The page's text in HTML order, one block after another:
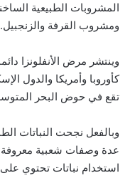
المشروبات الطبيعية
ومشروب القرفة والزنجبيل.
وينتشر مرض الأنفلونزا
كأوروبا وأمريكا والدول
تقع في حوض البحر المتوسط
وبالفعل نجحت النباتات
عدة وصفات شعبية معروفة
استخدام نباتات تحتوي